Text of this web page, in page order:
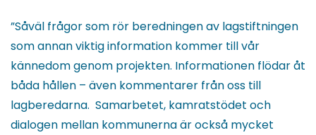
”Såväl frågor som rör beredningen av lagstiftningen
som annan viktig information kommer till vår
kännedom genom projekten. Informationen flödar åt
båda hållen – även kommentarer från oss till
lagberedarna. Samarbetet, kamratstödet och
dialogen mellan kommunerna är också mycket